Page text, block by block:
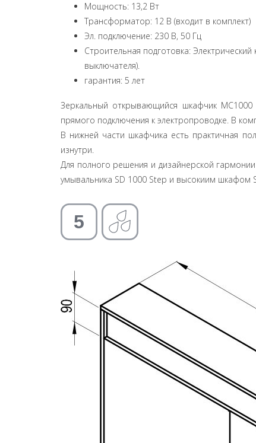
Мощность: 13,2 Вт
Трансформатор: 12 В (входит в комплект)
Эл. подключение: 230 В, 50 Гц
Строительная подготовка:
выключателя).
гарантия: 5 лет
Зеркальный открывающийся шкафчик
прямого подключения к электропроводке. В
В нижней части шкафчика есть практичная
изнутри.
Для полного решения и дизайнерской
умывальника SD 1000 Step и высокиим шкафом